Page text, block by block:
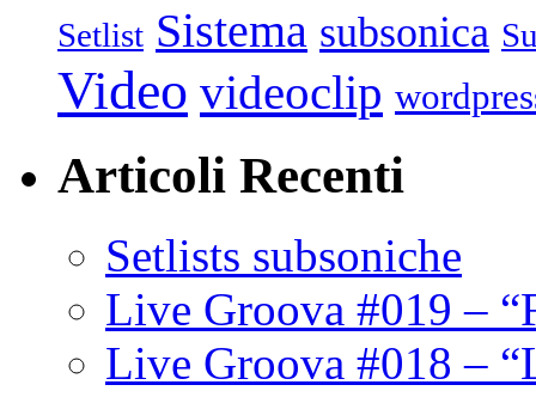
Setlist Sistema subsonica
Video videoclip
Articoli Recenti
Setlists subsoniche
Live Groova #019 –
Live Groova #018 –